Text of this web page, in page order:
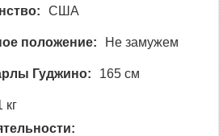
США
положение: Не замужем
Гуджино: 165 см
кг